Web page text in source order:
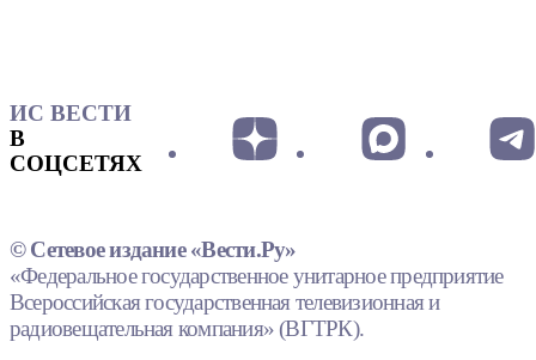
ИС ВЕСТИ
В
СОЦСЕТЯХ
© Сетевое издание «Вести.Ру»
«Федеральное государственное унитарное предприятие
Всероссийская государственная телевизионная и
радиовещательная компания» (ВГТРК).